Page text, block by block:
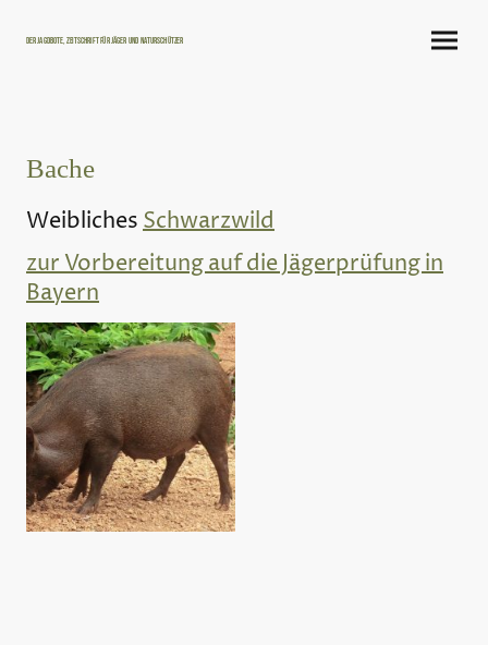
Der Jagdbote, Zeitschrift für Jäger und Naturschützer
Bache
WeiblichesSchwarzwild
zur Vorbereitung auf die Jägerprüfung in
Bayern